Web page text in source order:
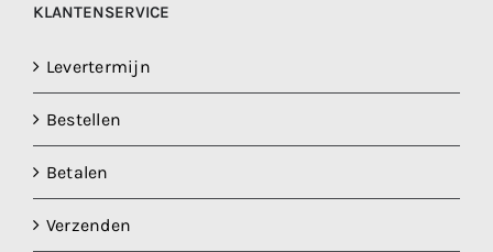
KLANTENSERVICE
Levertermijn
Bestellen
Betalen
Verzenden